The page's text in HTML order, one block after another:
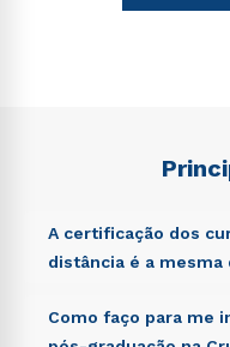
A certificação dos
distância é a mesma
Sed ut perspiciatis
voluptatem
Como faço para me